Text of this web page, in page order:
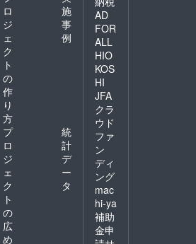
ロ
ジ
ェ
ク
ト
の
作
り
方
施
事
例
プ
ロ
ジ
ェ
ク
ト
の
広
め
統
計
デ
ー
タ
AD
FOR
ALL
HIO
KOS
HI
JFA
クラ
ウド
ファ
ン
ディ
ング
mac
hi-ya
補助
金申